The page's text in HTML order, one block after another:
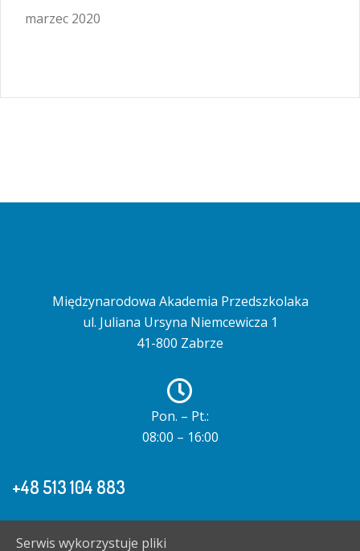
marzec 2020
Międzynarodowa Akademia Przedszkolaka
ul. Juliana Ursyna Niemcewicza 1
41-800 Zabrze
Pon. – Pt.:
08:00 – 16:00
+48 513 104 883
Serwis wykorzystuje pliki